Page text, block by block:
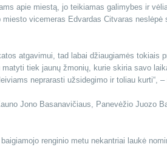
apie miestą, jo teikiamas galimybes ir
vicemeras Edvardas Citvaras neslėpė
atgavimui, tad labai džiaugiamės tokiais
tiek jaunų žmonių, kurie skiria savo
neprarasti užsidegimo ir toliau kurti“, –
Jono Basanavičiaus, Panevėžio Juozo
renginio metu nekantriai laukė